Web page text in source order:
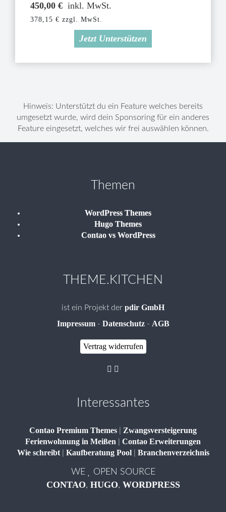
450,00 € inkl. MwSt.
378,15 € zzgl. MwSt.
Hinweis: Unterstützt du ein Feature welches bereits
umgesetzt wurde, wird dein Sponsoring für ein anderes
Feature eingesetzt, welches wir frei auswählen können.
Themen
WordPress Themes
Hugo Themes
Contao vs WordPress
THEME.KITCHEN
ist ein Projekt der pdir GmbH
Impressum- Datenschutz- AGB
Vertrag widerrufen
Interessantes
Contao Premium Themes
Zwangsversteigerung
Ferienwohnung in Meißen
Contao Erweiterungen
Wie schreibt| Kaufberatung Pool Branchenverzeichnis
WE OPEN SOURCE
CONTAO, HUGO, WORDPRESS